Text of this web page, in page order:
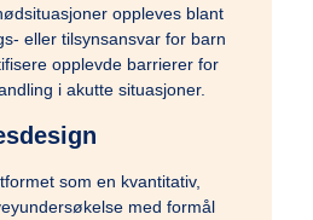
oppleves blant
eller tilsynsansvar for barn
opplevde barrierer for
i akutte situasjoner.
som en kvantitativ,
med formål